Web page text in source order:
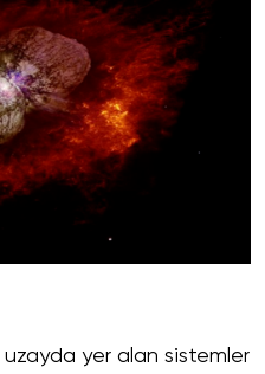
uzayda yer alan sistemler